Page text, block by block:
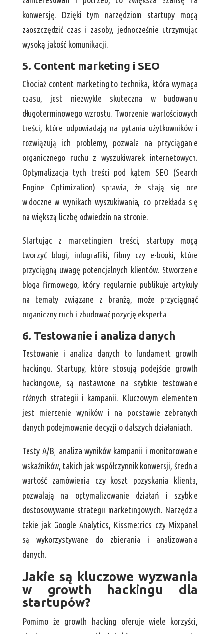
konwersję. Dzięki tym narzędziom startupy mogą
zaoszczędzić czas i zasoby, jednocześnie utrzymując
wysoką jakość komunikacji.
5. Content marketing i SEO
Chociaż content marketing to technika, która wymaga
czasu, jest niezwykle skuteczna w budowaniu
długoterminowego wzrostu. Tworzenie wartościowych
treści, które odpowiadają na pytania użytkowników i
rozwiązują ich problemy, pozwala na przyciąganie
organicznego ruchu z wyszukiwarek internetowych.
Optymalizacja tych treści pod kątem SEO (Search
Engine Optimization) sprawia, że stają się one
widoczne w wynikach wyszukiwania, co przekłada się
na większą liczbę odwiedzin na stronie.
Startując z marketingiem treści, startupy mogą
tworzyć blogi, infografiki, filmy czy e-booki, które
przyciągną uwagę potencjalnych klientów. Stworzenie
bloga firmowego, który regularnie publikuje artykuły
na tematy związane z branżą, może przyciągnąć
organiczny ruch i zbudować pozycję eksperta.
6. Testowanie i analiza danych
Testowanie i analiza danych to fundament growth
hackingu. Startupy, które stosują podejście growth
hackingowe, są nastawione na szybkie testowanie
różnych strategii i kampanii. Kluczowym elementem
jest mierzenie wyników i na podstawie zebranych
danych podejmowanie decyzji o dalszych działaniach.
Testy A/B, analiza wyników kampanii i monitorowanie
wskaźników, takich jak współczynnik konwersji, średnia
wartość zamówienia czy koszt pozyskania klienta,
pozwalają na optymalizowanie działań i szybkie
dostosowywanie strategii marketingowych. Narzędzia
takie jak Google Analytics, Kissmetrics czy Mixpanel
są wykorzystywane do zbierania i analizowania
danych.
Jakie są kluczowe wyzwania
w growth hackingu dla
startupów?
Pomimo że growth hacking oferuje wiele korzyści,